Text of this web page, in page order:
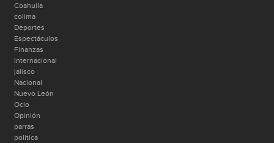
Coahuila
colima
Deportes
Espectáculos
Finanzas
Internacional
jalisco
Nacional
Nuevo León
Ocio
Opinión
parras
politica